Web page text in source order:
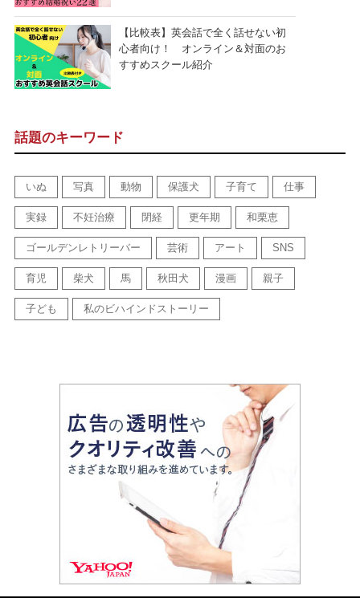
【比較表】英会話で全く話せない初
心者向け！ オンライン＆対面のお
すすめスクール紹介
話題のキーワード
いぬ 写真 動物 保護犬 子育て 仕事
実録 不妊治療 閉経 更年期 和栗恵
ゴールデンレトリーバー 芸術 アート SNS
育児 柴犬 馬 秋田犬 漫画 親子
子ども 私のビハインドストーリー